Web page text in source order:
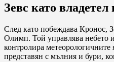
Зевс като
След като побеждава Кронос,
Олимп. Той управлява небето
контролира метеорологичните
представян с мълния и бури,